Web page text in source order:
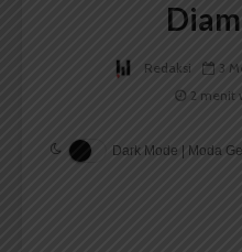
Redaksi 3
2 menit
Dark Mode | Moda